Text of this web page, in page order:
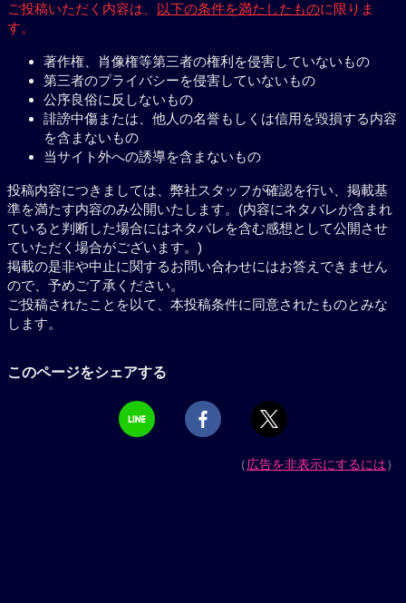
ご投稿いただく内容は、 以下の条件を満たしたものに限りま
す。
著作権、肖像権等第三者の権利を侵害していないもの
第三者のプライバシーを侵害していないもの
公序良俗に反しないもの
誹謗中傷または、他人の名誉もしくは信用を毀損する内容
を含まないもの
当サイト外への誘導を含まないもの
投稿内容につきましては、弊社スタッフが確認を行い、掲載基
準を満たす内容のみ公開いたします。(内容にネタバレが含まれ
ていると判断した場合にはネタバレを含む感想として公開させ
ていただく場合がございます。)
掲載の是非や中止に関するお問い合わせにはお答えできません
ので、予めご了承ください。
ご投稿されたことを以て、本投稿条件に同意されたものとみな
します。
このページをシェアする
（広告を非表示にするには）